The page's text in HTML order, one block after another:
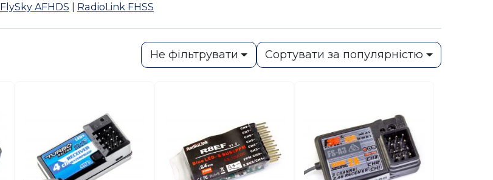
FlySky AFHDS RadioLink FHSS
Не фільтрувати Сортувати за популярністю